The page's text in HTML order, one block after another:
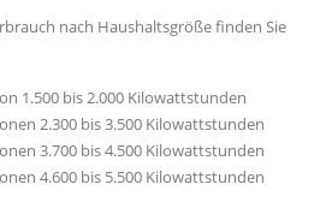
nach Haushaltsgröße finden Sie
1.500 bis 2.000 Kilowattstunden
2.300 bis 3.500 Kilowattstunden
3.700 bis 4.500 Kilowattstunden
4.600 bis 5.500 Kilowattstunden